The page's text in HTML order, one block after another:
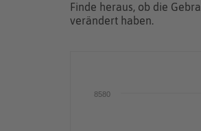
Finde heraus, ob die
verändert haben.
8580